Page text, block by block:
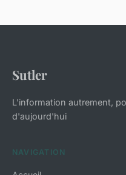
Sutler
L'information autrement,
d'aujourd'hui
NAVIGATION